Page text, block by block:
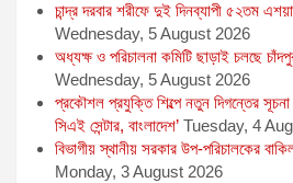
চান্দ্র দরবার শরীফে দুই দিনব্যাপী ৫২তম
Wednesday, 5 August 2026
অধ্যক্ষ ও পরিচালনা কমিটি ছাড়াই চলছে
Wednesday, 5 August 2026
প্রকৌশল প্রযুক্তি শিল্পে নতুন দিগন্তের
সিএই সেন্টার, বাংলাদেশ’ Tuesday, 4
বিভাগীয় স্থানীয় সরকার উপ-পরিচালকের
Monday, 3 August 2026